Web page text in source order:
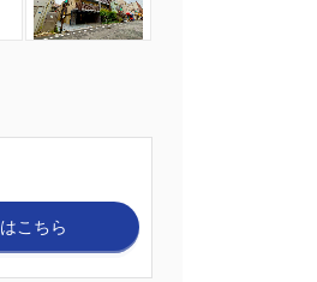
はこちら